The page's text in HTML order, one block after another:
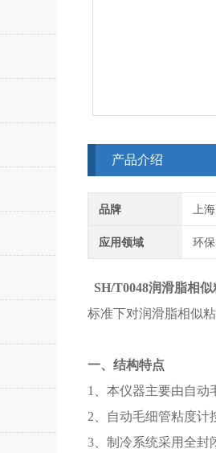
产品介绍
品牌 上
应用领域 环
SH/T0048润滑脂相
标准下对润滑脂相似
一、结构特点
1、本仪器主要由自动
2、自动毛细管粘度计
3、制冷系统采用全封